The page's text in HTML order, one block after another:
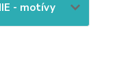
- motívy